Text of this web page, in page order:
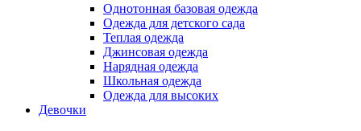
Однотонная базовая одежда
Одежда для детского сада
Теплая одежда
Джинсовая одежда
Нарядная одежда
Школьная одежда
Одежда для высоких
Девочки